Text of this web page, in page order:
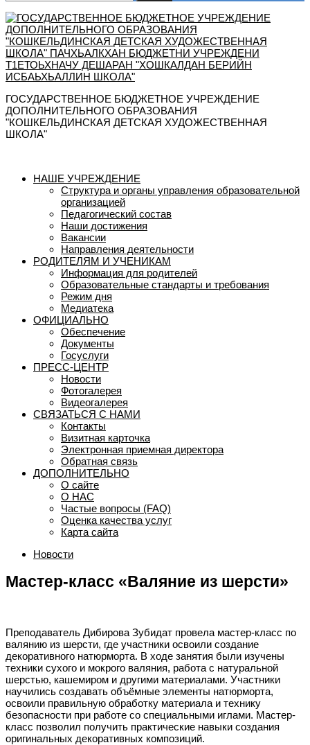
ГОСУДАРСТВЕННОЕ БЮДЖЕТНОЕ УЧРЕЖДЕНИЕ
ДОПОЛНИТЕЛЬНОГО ОБРАЗОВАНИЯ
"КОШКЕЛЬДИНСКАЯ ДЕТСКАЯ ХУДОЖЕСТВЕННАЯ
ШКОЛА"
НАШЕ УЧРЕЖДЕНИЕ
Структура и органы управления образовательной
организацией
Педагогический состав
Наши достижения
Вакансии
Направления деятельности
РОДИТЕЛЯМ И УЧЕНИКАМ
Информация для родителей
Образовательные стандарты и требования
Режим дня
Медиатека
ОФИЦИАЛЬНО
Обеспечение
Документы
Госуслуги
ПРЕСС-ЦЕНТР
Новости
Фотогалерея
Видеогалерея
СВЯЗАТЬСЯ С НАМИ
Контакты
Визитная карточка
Электронная приемная директора
Обратная связь
ДОПОЛНИТЕЛЬНО
О сайте
О НАС
Частые вопросы (FAQ)
Оценка качества услуг
Карта сайта
Новости
Мастер-класс «Валяние из шерсти»
Преподаватель Дибирова Зубидат провела мастер-класс по
валянию из шерсти, где участники освоили создание
декоративного натюрморта. В ходе занятия были изучены
техники сухого и мокрого валяния, работа с натуральной
шерстью, кашемиром и другими материалами. Участники
научились создавать объёмные элементы натюрморта,
освоили правильную обработку материала и технику
безопасности при работе со специальными иглами. Мастер-
класс позволил получить практические навыки создания
оригинальных декоративных композиций.